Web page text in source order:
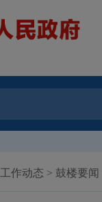
工作动态 > 鼓楼要闻